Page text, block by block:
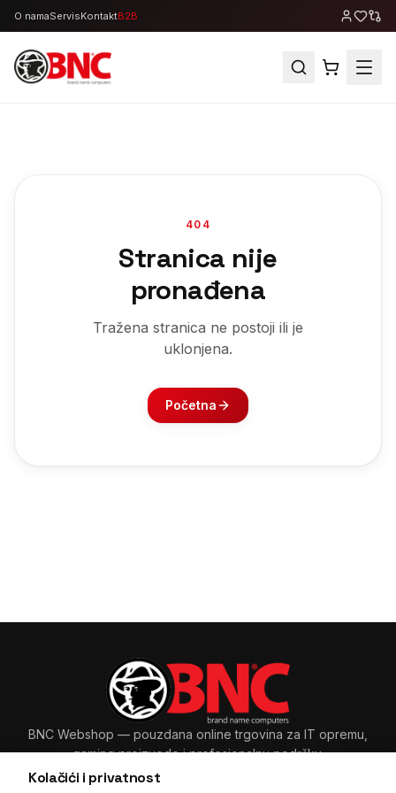
O namaServisKontaktB2B
Kolačići i privatnost
404
Stranica nije
pronađena
Tražena stranica ne postoji ili je
uklonjena.
Početna
BNC Webshop — pouzdana online trgovina za IT opremu,
gaming proizvode i profesionalnu podršku.